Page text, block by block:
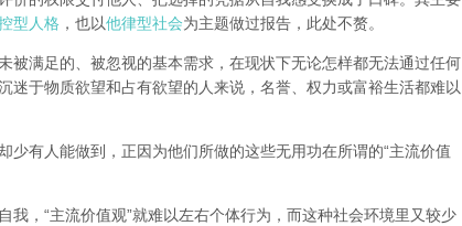
型人格 ，也以他律型社会为主题做过报告，此处不赘。
被满足的、被忽视的基本需求，在现状下无论怎样都无法通过任何
迷于物质欲望和占有欲望的人来说，名誉、权力或富裕生活都难以
少有人能做到，正因为他们所做的这些无用功在所谓的“主流价值
我， “主流价值观”就难以左右个体行为，而这种社会环境里又较少